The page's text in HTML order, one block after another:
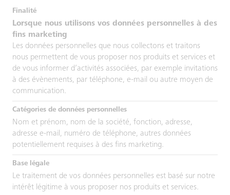
Lorsque nous utilisons vos données personnelles à des
fins marketing
Les données personnelles que nous collectons et traitons
nous permettent de vous proposer nos produits et services et
de vous informer d’activités associées, par exemple invitations
à des évènements, par téléphone, e-mail ou autre moyen de
communication.
Nom et prénom, nom de la société, fonction, adresse,
adresse e-mail, numéro de téléphone, autres données
potentiellement requises à des fins marketing.
Le traitement de vos données personnelles est basé sur notre
intérêt légitime à vous proposer nos produits et services.